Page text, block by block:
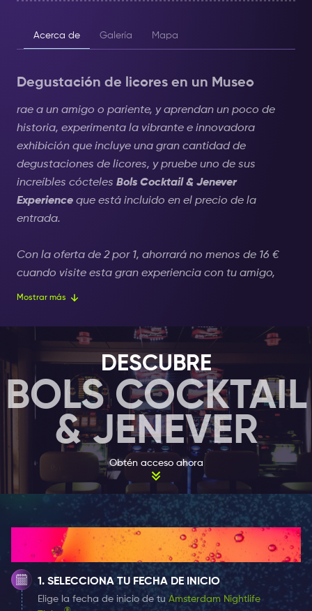
Acerca de Galería Mapa
Degustación de licores en un Museo
rae a un amigo o pariente, y aprendan un poco de
historia, experimenta la vibrante e innovadora
exhibición que incluye una gran cantidad de
degustaciones de licores, y pruebe uno de sus
increíbles cócteles Bols Cocktail & Jenever
Experience que está incluido en el precio de la
entrada.
Con la oferta de 2 por 1, ahorrará no menos de 16 €
cuando visite esta gran experiencia con tu amigo,
pareja o familiar.
La Plaza de museo o “Museumplein”en Amsterdam es
donde se encuentra la mayoría de los museos
famosos y llenos de turistas. Aquí está el Museo Van
Gogh, el Museo Rembrandt, el Rijksmuseum y otros
que usted, como visitante de Amsterdam, visitará sin
lugar a dudas.
Quizás no sabías ahora que Ámsterdam también
alberga algunos de los museos menos
convencionales además de los obvios históricos y
relacionados con las artes. De hecho, a solo un par de
pasos de esta plaza, puedes encontrar uno de los
lugares más inusuales:
Bols Cocktail & Jenever
Experience. Es el museo oficial de una de las marcas
más antiguas de licores destilados del mundo: Lucas
Bols.
Mostrar más
DESCUBRE
BOLS COCKTAIL
& JENEVER
Obtén acceso ahora
¿Cómo funciona?
SELECCIONA TU FECHA DE INICIO
Elige la fecha de inicio de tuAmsterdam Nightlife